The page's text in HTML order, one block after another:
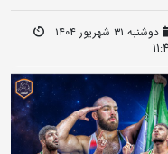
دوشنبه ۳۱ شهریور ۱۴۰۴